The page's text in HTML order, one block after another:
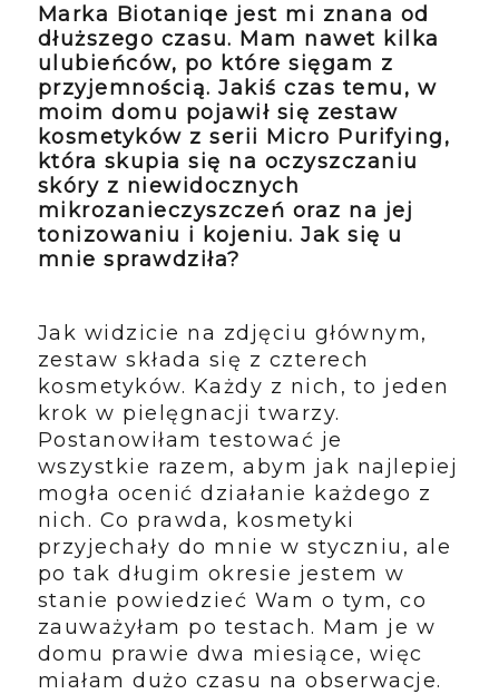
Marka Biotaniqe jest mi znana od
dłuższego czasu. Mam nawet kilka
ulubieńców, po które sięgam z
przyjemnością. Jakiś czas temu, w
moim domu pojawił się zestaw
kosmetyków z serii Micro Purifying,
która skupia się na oczyszczaniu
skóry z niewidocznych
mikrozanieczyszczeń oraz na jej
tonizowaniu i kojeniu. Jak się u
mnie sprawdziła?
Jak widzicie na zdjęciu głównym,
zestaw składa się z czterech
kosmetyków. Każdy z nich, to jeden
krok w pielęgnacji twarzy.
Postanowiłam testować je
wszystkie razem, abym jak najlepiej
mogła ocenić działanie każdego z
nich. Co prawda, kosmetyki
przyjechały do mnie w styczniu, ale
po tak długim okresie jestem w
stanie powiedzieć Wam o tym, co
zauważyłam po testach. Mam je w
domu prawie dwa miesiące, więc
miałam dużo czasu na obserwacje.